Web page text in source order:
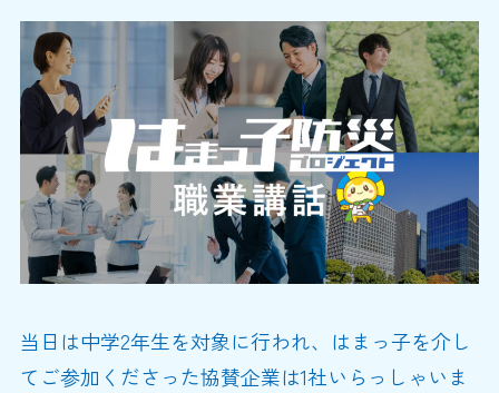
当日は中学2年生を対象に行われ、はまっ子を介し
てご参加くださった協賛企業は1社いらっしゃいま